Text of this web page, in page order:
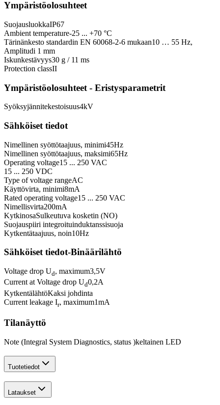
Ympäristöolosuhteet
SuojausluokkaIP67
Ambient temperature-25 ... +70 °C
Tärinänkesto standardin EN 60068-2-6 mukaan10 … 55 Hz,
Amplitudi 1 mm
Iskunkestävyys30 g / 11 ms
Protection classII
Ympäristöolosuhteet - Eristysparametrit
Syöksyjännitekestoisuus4kV
Sähköiset tiedot
Nimellinen syöttötaajuus, minimi45Hz
Nimellinen syöttötaajuus, maksimi65Hz
Operating voltage15 ... 250 VAC
15 ... 250 VDC
Type of voltage rangeAC
Käyttövirta, minimi8mA
Rated operating voltage15 ... 250 VAC
Nimellisvirta200mA
KytkinosaSulkeutuva kosketin (NO)
Suojauspiiri integroituinduktanssisuoja
Kytkentätaajuus, noin10Hz
Sähköiset tiedot-Binäärilähtö
Voltage drop Ud, maximum3,5V
Current at Voltage drop Ud0,2A
KytkentälähtöKaksi johdinta
Current leakage Ir, maximum1mA
Tilanäyttö
Note (Integral System Diagnostics, status )keltainen LED
Tuotetiedot
Lataukset